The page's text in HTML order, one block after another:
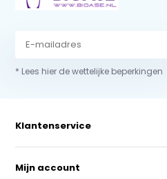
* Lees hier de wettelijke beperkingen
Klantenservice
Mijn account